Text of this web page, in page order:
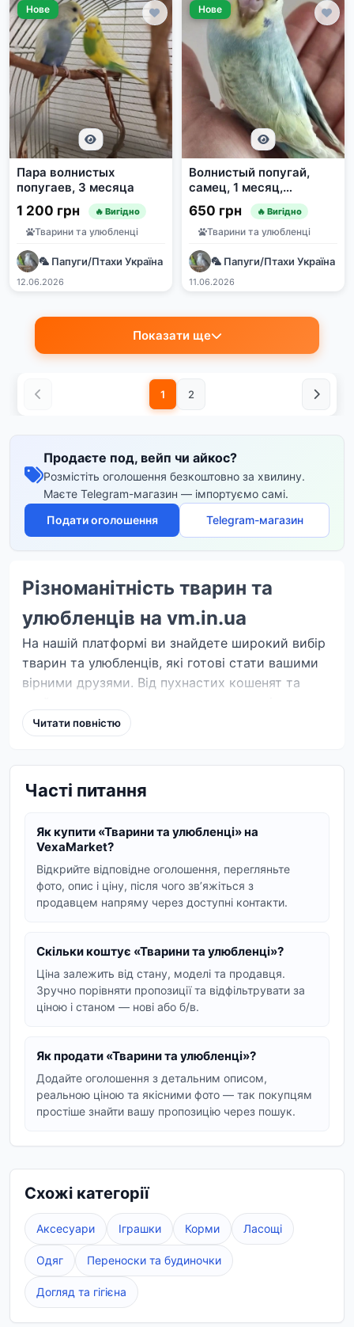
Нове
Пара волнистых
попугаев, 3 месяца
1 200 грн 🔥 Вигідно
Тварини та улюбленці
🦜 Папуги/Птахи Україна | Продаж та прилаштування | e-pet
12.06.2026
Нове
Волнистый попугай,
самец, 1 месяц,
изумрудный
желтолицый
650 грн 🔥 Вигідно
Тварини та улюбленці
🦜 Папуги/Птахи Україна |
11.06.2026
Показати ще
1 2
Продаєте под, вейп чи айкос?
Розмістіть оголошення безкоштовно за хвилину.
Маєте Telegram-магазин — імпортуємо самі.
Подати оголошення
Telegram-магазин
Різноманітність тварин та
улюбленців на vm.in.ua
На нашій платформі ви знайдете широкий вибір
тварин та улюбленців, які готові стати вашими
вірними друзями. Від пухнастих кошенят та
рептилій – у нас є пропозиції на будь-який смак.
подарувати дім тварині, яка потребує турботи,
vm.in.ua допоможе вам у цьому.
У цьому розділі представлені оголошення про
продаж та купівлю найрізноманітніших
домашніх улюбленців. Ви можете знайти:
Коти та кошенята:від милих домашніх
Собаки та цуценята:вірні компаньйони
для активного відпочинку або затишні
друзі для дому.
Гризуни:хом'яки, морські свинки, кролики
– чарівні маленькі улюбленці.
Рибки:акваріумні мешканці для створення
любителів незвичайних компаньйонів.
Як вибрати ідеального
улюбленця?
Які породи собак є найбільш
популярними?
Популярність порід собак може варіюватися,
Читати повністю
Часті питання
Як купити «Тварини та улюбленці» на
VexaMarket?
Відкрийте відповідне оголошення, перегляньте
фото, опис і ціну, після чого звʼяжіться з
продавцем напряму через доступні контакти.
Скільки коштує «Тварини та улюбленці»?
Ціна залежить від стану, моделі та продавця.
Зручно порівняти пропозиції та відфільтрувати за
ціною і станом — нові або б/в.
Як продати «Тварини та улюбленці»?
Додайте оголошення з детальним описом,
реальною ціною та якісними фото — так покупцям
простіше знайти вашу пропозицію через пошук.
Схожі категорії
Аксесуари Іграшки Корми Ласощі
Одяг Переноски та будиночки
Догляд та гігієна